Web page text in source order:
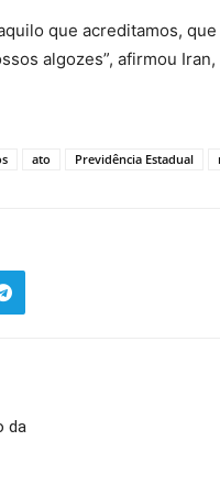
que acreditamos,
algozes”, afirmou
ato Previdência Estadual
da